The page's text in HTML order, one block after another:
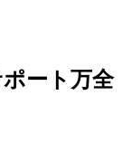
ート万全